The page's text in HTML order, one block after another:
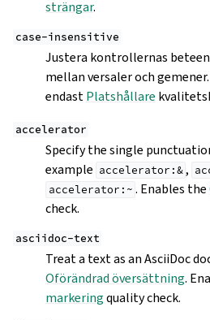
strängar.
case-insensitive
Justera kontrollernas
mellan versaler och
endastPlatshållare
accelerator
Specify the single
example accelerator:& ,
accelerator:~ . Enables the
check.
asciidoc-text
Treat a text as an AsciiDoc
Oförändrad översättning.
markeringquality check.